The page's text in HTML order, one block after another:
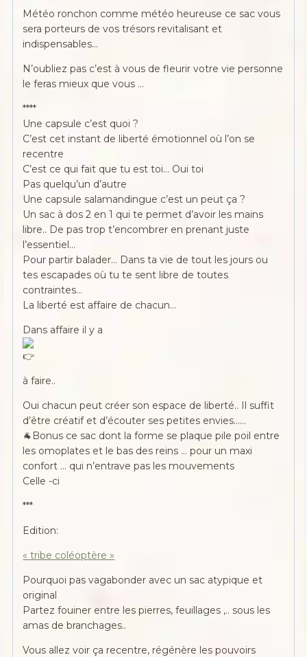
Météo ronchon comme météo heureuse ce sac vous
sera porteurs de vos trésors revitalisant et
indispensables…
N’oubliez pas c’est à vous de fleurir votre vie personne
le feras mieux que vous …
****
Une capsule c’est quoi ?
C’est cet instant de liberté émotionnel où l’on se
recentre
C’est ce qui fait que tu est toi… Oui toi
Pas quelqu’un d’autre
Une capsule salamandingue c’est un peut ça ?
Un sac à dos 2 en 1 qui te permet d’avoir les mains
libre.. De pas trop t’encombrer en prenant juste
l’essentiel…
Pour partir balader… Dans ta vie de tout les jours ou
tes escapades où tu te sent libre de toutes
contraintes…
La liberté est affaire de chacun…
Dans affaire il y a
à faire..
Oui chacun peut créer son espace de liberté.. Il suffit
d’être créatif et d’écouter ses petites envies……
🐐Bonus ce sac dont la forme se plaque pile poil entre
les omoplates et le bas des reins … pour un maxi
confort … qui n’entrave pas les mouvements
Celle -ci
***
Edition:
« tribe coléoptère »
Pourquoi pas vagabonder avec un sac atypique et
original
Partez fouiner entre les pierres, feuillages ,.. sous les
amas de branchages..
Vous allez voir ça recentre, régénère les pouvoirs